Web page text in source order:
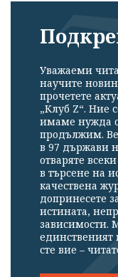
Уважаеми
научите
прочетете
„Клуб Z“. Ние
имаме нужда
продължим.
в 97 държави
отваряте
в търсене на
качествена
допринесете
истината,
зависимости.
сте вие –